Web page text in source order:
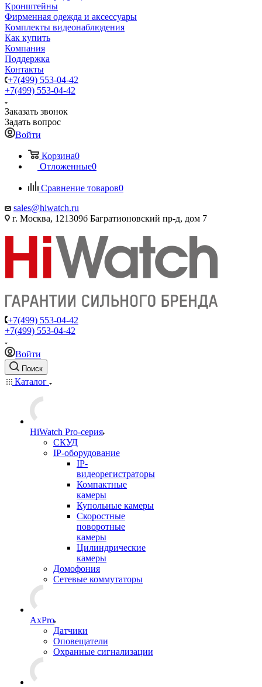
Кронштейны
Фирменная одежда и аксессуары
Комплекты видеонаблюдения
Как купить
Компания
Поддержка
Контакты
+7(499) 553-04-42
+7(499) 553-04-42
Заказать звонок
Задать вопрос
Войти
Корзина0
Отложенные0
Сравнение товаров0
sales@hiwatch.ru
г. Москва, 121309б Багратионовский пр-д, дом 7
+7(499) 553-04-42
+7(499) 553-04-42
Войти
Поиск
Каталог
HiWatch Pro-серия
CКУД
IP-оборудование
IP-
видеорегистраторы
Компактные
камеры
Купольные камеры
Скоростные
поворотные
камеры
Цилиндрические
камеры
Домофония
Сетевые коммутаторы
AxPro
Датчики
Оповещатели
Охранные сигнализации